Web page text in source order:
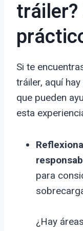
tráiler?
Si te
tráiler, aquí
que pueden
esta
para
¿Hay